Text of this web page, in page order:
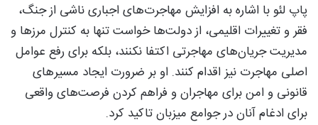
پاپ لئو با اشاره به افزایش مهاجرت‌های اجباری ناشی از جنگ،
فقر و تغییرات اقلیمی، از دولت‌ها خواست تنها به کنترل مرزها و
مدیریت جریان‌های مهاجرتی اکتفا نکنند، بلکه برای رفع عوامل
اصلی مهاجرت نیز اقدام کنند. او بر ضرورت ایجاد مسیرهای
قانونی و امن برای مهاجران و فراهم کردن فرصت‌های واقعی
برای ادغام آنان در جوامع میزبان تاکید کرد.